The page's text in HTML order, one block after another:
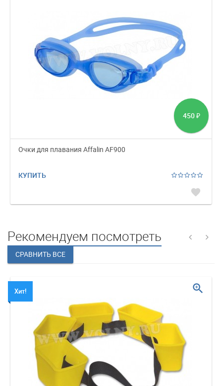
450 ₽
Очки для плавания Affalin AF900
КУПИТЬ
favorite
Рекомендуем посмотреть
Хит! zoom_in